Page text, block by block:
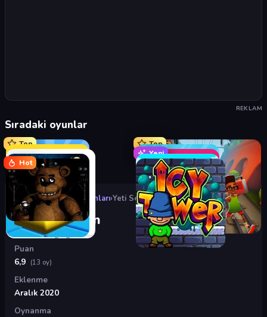
REKLAM
Sıradaki oyunlar
Top
Top
Yeni
Hot
Oyunlar›Aksiyon Oyunları›Yeti Sensation
Yeti Sensation
Puan
6,9 (13 oy)
Eklenme
Aralık 2020
Oynanma